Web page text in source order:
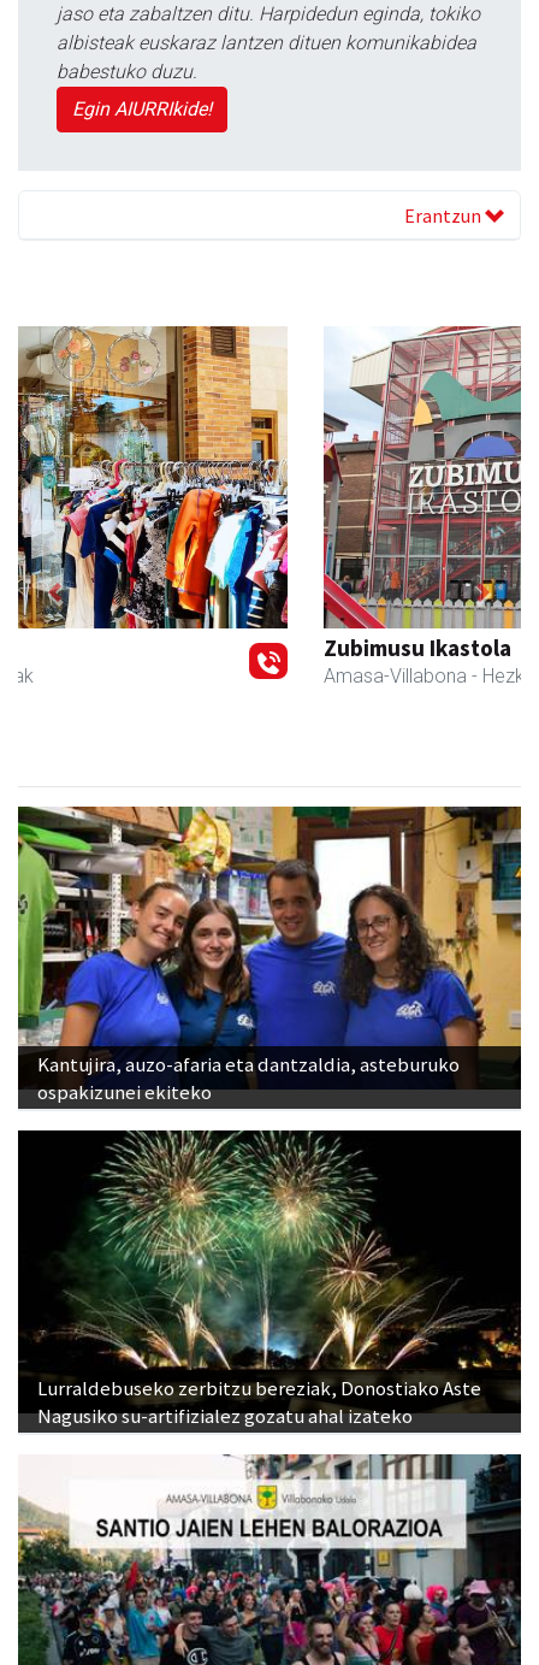
jaso eta zabaltzen ditu. Harpidedun eginda, tokiko
albisteak euskaraz lantzen dituen komunikabidea
babestuko duzu.
Egin AIURRIkide!
Erantzun
Amasa-Villabona - Hezkuntza
Previous Next
Kantujira, auzo-afaria eta dantzaldia, asteburuko
ospakizunei ekiteko
Lurraldebuseko zerbitzu bereziak, Donostiako Aste
Nagusiko su-artifizialez gozatu ahal izateko